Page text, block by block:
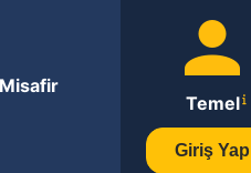
Misafir
Temel
Giriş Yap